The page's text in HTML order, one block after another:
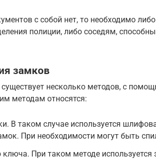
с собой нет, то необходимо
полиции, либо соседям,
замков
несколько методов, с
методам относятся:
В таком случае используется
При необходимости могут быть
ключа. При таком методе используется